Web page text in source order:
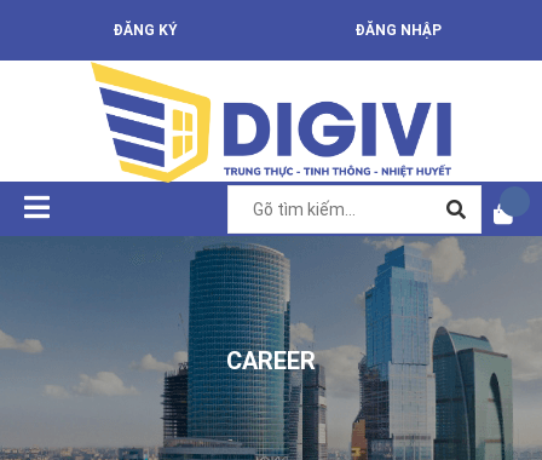
ĐĂNG KÝ ĐĂNG NHẬP
CAREER